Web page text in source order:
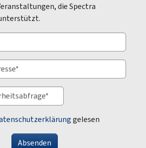
die Spectra
gelesen
Absenden